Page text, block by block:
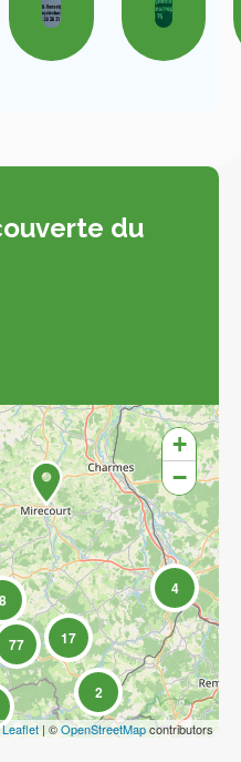
du
8
17
77
2
4
+
−
Leaflet | ©OpenStreetMapcontributors